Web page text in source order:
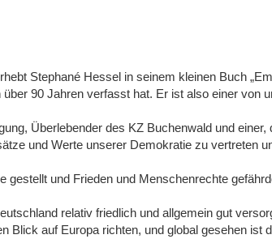
Stephané Hessel in seinem kleinen Buch
90 Jahren verfasst hat. Er ist also einer von
Überlebender des KZ Buchenwald und einer,
und Werte unserer Demokratie zu vertreten
gestellt und Frieden und Menschenrechte
relativ friedlich und allgemein gut
Blick auf Europa richten, und global gesehen ist